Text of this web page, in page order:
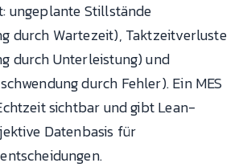
ungeplante Stillstände
durch Wartezeit), Taktzeitverluste
durch Unterleistung) und
durch Fehler). Ein MES
sichtbar und gibt Lean-
Datenbasis für